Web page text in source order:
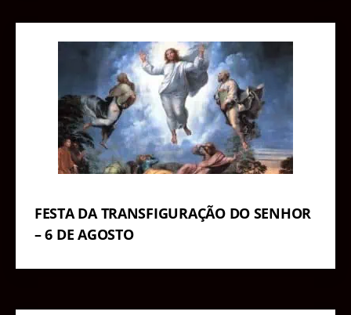
FESTA DA TRANSFIGURAÇÃO DO SENHOR
– 6 DE AGOSTO